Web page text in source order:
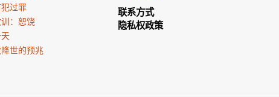
过罪
：恕饶
世的预兆
联系方式
隐私权政策